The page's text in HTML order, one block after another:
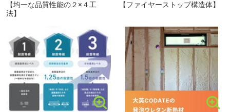
熊本電鉄菊池線 北熊本駅まで270m
【均一な品質性能の２×４工
法】
【ファイヤーストップ構造体】